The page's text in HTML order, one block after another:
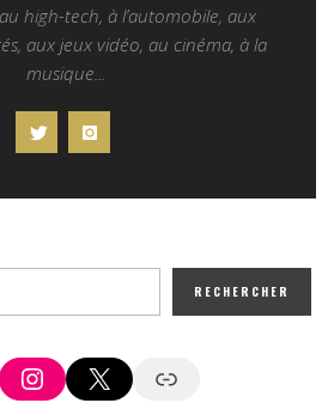
high-tech, à l’automobile, aux
aux jeux vidéo, au cinéma, à la
musique...
RECHERCHER
Instagram
X Google News